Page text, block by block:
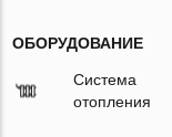
ОБОРУДОВАНИЕ
Система
отопления